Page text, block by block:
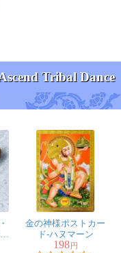
Tribal Dance
金の神様ポストカー
ド-ハヌマーン
198 円